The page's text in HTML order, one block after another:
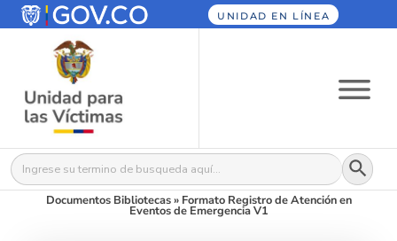
UNIDAD EN LÍNEA
Buscar: Botón
Documentos Bibliotecas» Formato Registro de Atención en
Eventos de Emergencia V1